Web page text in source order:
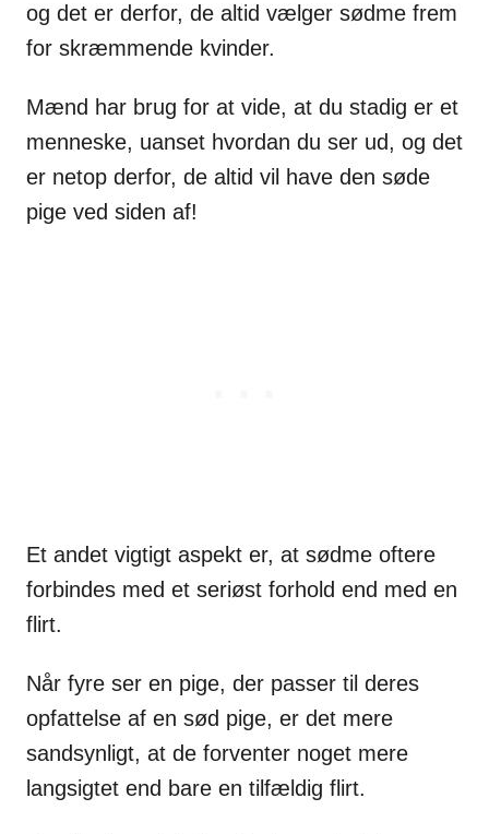
og det er derfor, de altid vælger sødme frem
for skræmmende kvinder.
Mænd har brug for at vide, at du stadig er et
menneske, uanset hvordan du ser ud, og det
er netop derfor, de altid vil have den søde
pige ved siden af!
Et andet vigtigt aspekt er, at sødme oftere
forbindes med et seriøst forhold end med en
flirt.
Når fyre ser en pige, der passer til deres
opfattelse af en sød pige, er det mere
sandsynligt, at de forventer noget mere
langsigtet end bare en tilfældig flirt.